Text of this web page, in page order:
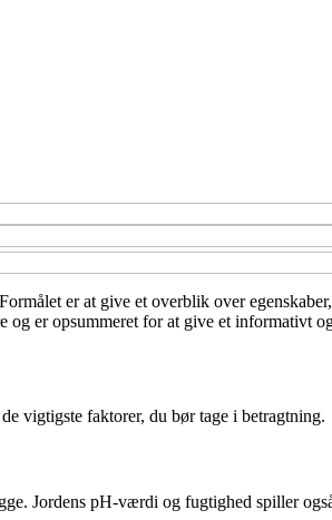
er at give et overblik over
og er opsummeret for at give et informativt
vigtigste faktorer, du bør tage i betragtning.
Jordens pH-værdi og fugtighed spiller